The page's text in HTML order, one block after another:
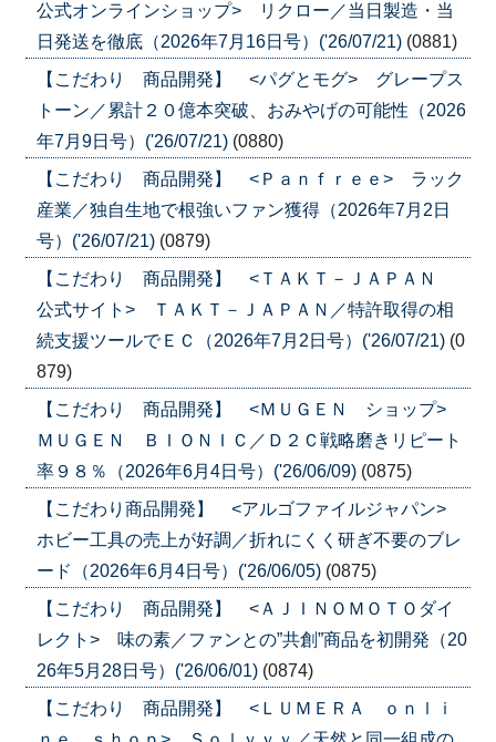
公式オンラインショップ> リクロー／当日製造・当
日発送を徹底（2026年7月16日号）('26/07/21) (0881)
【こだわり 商品開発】 <パグとモグ> グレープス
トーン／累計２０億本突破、おみやげの可能性（2026
年7月9日号）('26/07/21) (0880)
【こだわり 商品開発】 <Ｐａｎｆｒｅｅ> ラック
産業／独自生地で根強いファン獲得（2026年7月2日
号）('26/07/21) (0879)
【こだわり 商品開発】 <ＴＡＫＴ－ＪＡＰＡＮ
公式サイト> ＴＡＫＴ－ＪＡＰＡＮ／特許取得の相
続支援ツールでＥＣ（2026年7月2日号）('26/07/21) (0
879)
【こだわり 商品開発】 <ＭＵＧＥＮ ショップ>
ＭＵＧＥＮ ＢＩＯＮＩＣ／Ｄ２Ｃ戦略磨きリピート
率９８％（2026年6月4日号）('26/06/09) (0875)
【こだわり商品開発】 <アルゴファイルジャパン>
ホビー工具の売上が好調／折れにくく研ぎ不要のブレ
ード（2026年6月4日号）('26/06/05) (0875)
【こだわり 商品開発】 <ＡＪＩＮＯＭＯＴＯダイ
レクト> 味の素／ファンとの”共創”商品を初開発（20
26年5月28日号）('26/06/01) (0874)
【こだわり 商品開発】 <ＬＵＭＥＲＡ ｏｎｌｉ